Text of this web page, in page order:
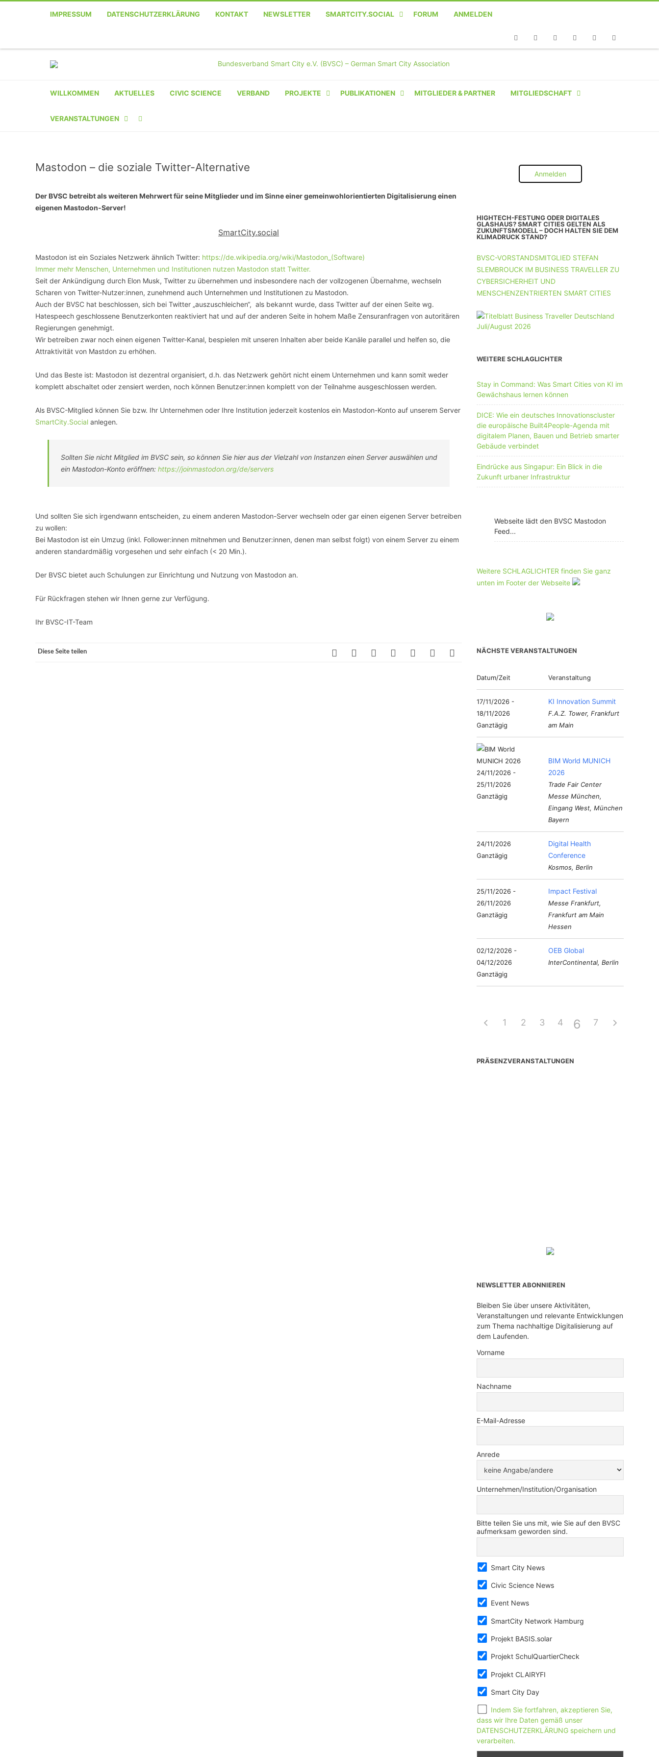
IMPRESSUM DATENSCHUTZERKLÄRUNG KONTAKT NEWSLETTER SMARTCITY.SOCIAL FORUM ANMELDEN
WILLKOMMEN AKTUELLES CIVIC SCIENCE VERBAND PROJEKTE
HECINO / WAITWELL
SMART CITY TERMINOLOGIE
UPSCHOOLING
PUBLIKATIONEN MITGLIEDER & PARTNER MITGLIEDSCHAFT
INSTITUTION
UNTERNEHMEN MIT 11-50 MA
VERANSTALTUNGEN
VERANSTALTER-
VERANSTALTUNG
Mastodon – die soziale Twitter-Alternative
Der BVSC betreibt als weiteren Mehrwert für seine Mitglieder und im Sinne einer gemeinwohlorientierten Digitalisierung einen
eigenen Mastodon-Server!
SmartCity.social
Mastodon ist ein Soziales Netzwerk ähnlich Twitter: https://de.wikipedia.org/wiki/Mastodon_(Software)
Immer mehr Menschen, Unternehmen und Institutionen nutzen Mastodon statt Twitter.
Seit der Ankündigung durch Elon Musk, Twitter zu übernehmen und insbesondere nach der vollzogenen Übernahme, wechseln
Scharen von Twitter-Nutzer:innen, zunehmend auch Unternehmen und Institutionen zu Mastodon.
Auch der BVSC hat beschlossen, sich bei Twitter „auszuschleichen“, als bekannt wurde, dass Twitter auf der einen Seite wg.
Hatespeech geschlossene Benutzerkonten reaktiviert hat und auf der anderen Seite in hohem Maße Zensuranfragen von autoritären
Regierungen genehmigt.
Wir betreiben zwar noch einen eigenen Twitter-Kanal, bespielen mit unseren Inhalten aber beide Kanäle parallel und helfen so, die
Attraktivität von Mastdon zu erhöhen.
Und das Beste ist: Mastodon ist dezentral organisiert, d.h. das Netzwerk gehört nicht einem Unternehmen und kann somit weder
komplett abschaltet oder zensiert werden, noch können Benutzer:innen komplett von der Teilnahme ausgeschlossen werden.
Als BVSC-Mitglied können Sie bzw. Ihr Unternehmen oder Ihre Institution jederzeit kostenlos ein Mastodon-Konto auf unserem Server
SmartCity.Social anlegen.
Sollten Sie nicht Mitglied im BVSC sein, so können Sie hier aus der Vielzahl von Instanzen einen Server auswählen und
ein Mastodon-Konto eröffnen: https://joinmastodon.org/de/servers
Und sollten Sie sich irgendwann entscheiden, zu einem anderen Mastodon-Server wechseln oder gar einen eigenen Server betreiben
zu wollen:
Bei Mastodon ist ein Umzug (inkl. Follower:innen mitnehmen und Benutzer:innen, denen man selbst folgt) von einem Server zu einem
anderen standardmäßig vorgesehen und sehr einfach (< 20 Min.).
Der BVSC bietet auch Schulungen zur Einrichtung und Nutzung von Mastodon an.
Für Rückfragen stehen wir Ihnen gerne zur Verfügung.
Ihr BVSC-IT-Team
Diese Seite teilen
Anmelden
HIGHTECH-FESTUNG ODER DIGITALES
GLASHAUS? SMART CITIES GELTEN ALS
ZUKUNFTSMODELL – DOCH HALTEN SIE DEM
KLIMADRUCK STAND?
BVSC-VORSTANDSMITGLIED STEFAN
SLEMBROUCK IM BUSINESS TRAVELLER ZU
CYBERSICHERHEIT UND
MENSCHENZENTRIERTEN SMART CITIES
WEITERE SCHLAGLICHTER
Stay in Command: Was Smart Cities von KI im
Gewächshaus lernen können
DICE: Wie ein deutsches Innovationscluster
die europäische Built4People-Agenda mit
digitalem Planen, Bauen und Betrieb smarter
Gebäude verbindet
Eindrücke aus Singapur: Ein Blick in die
Zukunft urbaner Infrastruktur
Webseite lädt den BVSC Mastodon
Feed...
Weitere SCHLAGLICHTER finden Sie ganz
unten im Footer der Webseite
NÄCHSTE VERANSTALTUNGEN
Datum/Zeit Veranstaltung
17/11/2026 -
18/11/2026
Ganztägig
KI Innovation Summit
F.A.Z. Tower, Frankfurt
am Main
24/11/2026 -
25/11/2026
Ganztägig
BIM World MUNICH
2026
Trade Fair Center
Messe München,
Eingang West, München
Bayern
24/11/2026
Ganztägig
Digital Health
Conference
Kosmos, Berlin
25/11/2026 -
26/11/2026
Ganztägig
Impact Festival
Messe Frankfurt,
Frankfurt am Main
Hessen
02/12/2026 -
04/12/2026
Ganztägig
OEB Global
InterContinental, Berlin
1 2 3 4 5
6 7
PRÄSENZVERANSTALTUNGEN
NEWSLETTER ABONNIEREN
Bleiben Sie über unsere Aktivitäten,
Veranstaltungen und relevante Entwicklungen
zum Thema nachhaltige Digitalisierung auf
dem Laufenden.
Vorname
Nachname
E-Mail-Adresse
Anrede
Unternehmen/Institution/Organisation
Bitte teilen Sie uns mit, wie Sie auf den BVSC
aufmerksam geworden sind.
Smart City News
Civic Science News
Event News
SmartCity Network Hamburg
Projekt BASIS.solar
Projekt SchulQuartierCheck
Projekt CLAIRYFI
Smart City Day
Indem Sie fortfahren, akzeptieren Sie,
dass wir Ihre Daten gemäß unser
DATENSCHUTZERKLÄRUNG speichern und
verarbeiten.